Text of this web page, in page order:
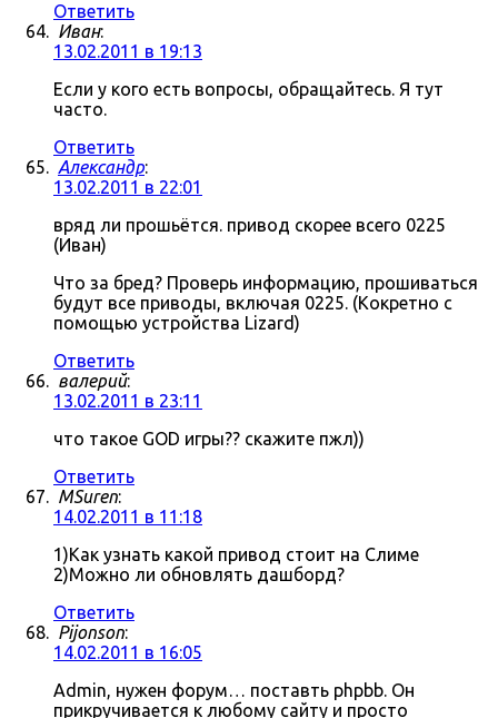
Ответить
Иван:
13.02.2011 в 19:13
Если у кого есть вопросы, обращайтесь. Я тут
часто.
Ответить
Александр:
13.02.2011 в 22:01
вряд ли прошьётся. привод скорее всего 0225
(Иван)
Что за бред? Проверь информацию, прошиваться
будут все приводы, включая 0225. (Кокретно с
помощью устройства Lizard)
Ответить
валерий:
13.02.2011 в 23:11
что такое GOD игры?? скажите пжл))
Ответить
MSuren:
14.02.2011 в 11:18
1)Как узнать какой привод стоит на Слиме
2)Можно ли обновлять дашборд?
Ответить
Pijonson:
14.02.2011 в 16:05
Admin, нужен форум… поставть phpbb. Он
прикручивается к любому сайту и просто